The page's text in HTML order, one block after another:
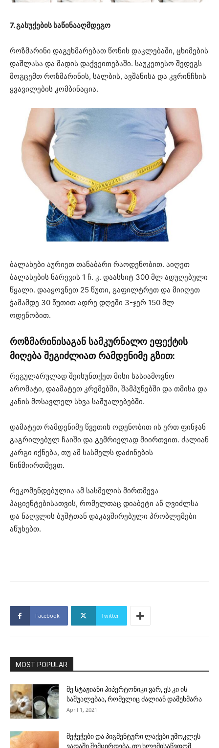
7. გასუქების საწინააღმდეგო
როზმარინი დაგეხმარებათ წონის დაკლებაში, ცხიმების
დაშლასა და მადის დაქვეითებაში. საუკეთესო შედეგს
მოგცემთ როზმარინის, სალბის, ავშანისა და კვრინჩხის
ყვავილების კომბინაცია.
ბალახები აურიეთ თანაბარი რაოდენობით. აიღეთ
ბალახების ნარევის 1 ჩ. კ. დაასხიტ 300 მლ ადუღებული
წყალი. დააყოვნეთ 25 წუთი, გაფილტრეთ და მიიღეთ
ჭამამდე 30 წუთით ადრე დღეში 3-ჯერ 150 მლ
ოდენობით.
როზმარინისაგან სამკურნალო ეფექტის
მიღება შეგიძლიათ რამდენიმე გზით:
რეგულარულად შეისუნთქეთ მისი სასიამოვნო
არომატი, დაამატეთ კრემებში, შამპუნებში და თმისა და
კანის მოსავლელ სხვა საშუალებებში.
დამატეთ რამდენიმე წვეთის ოდენობით ის ერთ ფინჯან
გაგრილებულ ჩაიში და გემრიელად მიირთვით. ძალიან
კარგი იქნება, თუ ამ სასმელს დაძინების
წინმიირთმევთ.
რეკომენდებულია ამ სასმელის მირთმევა
პაციენტებისათვის, რომელთაც დიაბეტი ან ღვიძლსა
და ნაღვლის ბუშტთან დაკავშირებული პრობლემები
აწუხებთ.
Facebook Twitter
MOST POPULAR
მე სტაჟიანი ჰიპერტონიკი ვარ, ეს კი ის
საშუალებაა, რომელიც ძალიან დამეხმარა
April 1, 2021
მეჭეჭები და პიგმენტური ლაქები უმოკლეს
ვადაში შემცირდება, თუ ხლემისაწვდომ